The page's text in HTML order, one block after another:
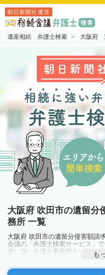
朝日新聞社運営
遺産相続 弁護士検索 大阪府
大阪府 吹田市の遺留分
務所 一覧
大阪府 吹田市の遺留分侵害額請
会議の「弁護士検索サービス」
求に強い弁護士事務所を一覧で
お悩みを抱えている方は一度近
も